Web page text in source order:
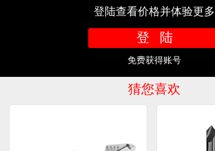
登陆查看价格并体验更多
登 陆
免费获得账号
猜您喜欢